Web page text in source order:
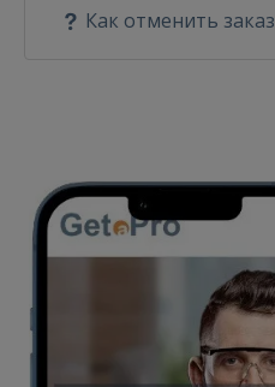
Как отменить заказ